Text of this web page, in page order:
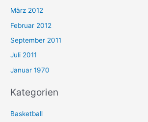
März 2012
Februar 2012
September 2011
Juli 2011
Januar 1970
Kategorien
Basketball